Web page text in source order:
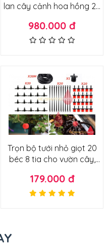
lan cây cảnh hoa hồng 20
khiển bằng điện thoại từ xa
qua wifi cho vườn 20m2-
980.000 đ
Trọn bộ tưới nhỏ giọt 20
béc 8 tia cho vườn cây,
không cần máy bơm lắp
trực tiếp vòi
179.000 đ